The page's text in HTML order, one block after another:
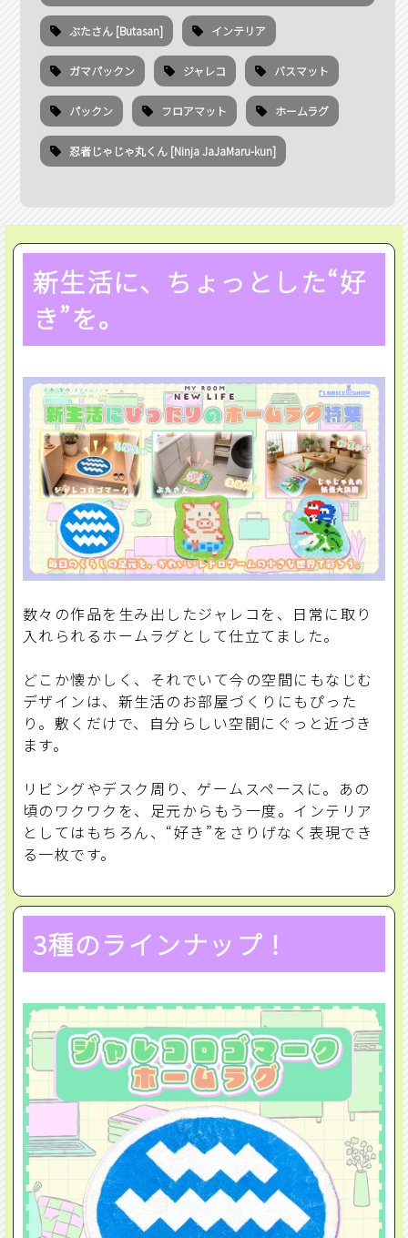
ぶたさん [Butasan] インテリア
ガマパックン ジャレコ バスマット
パックン フロアマット ホームラグ
忍者じゃじゃ丸くん [Ninja JaJaMaru-kun]
新生活に、ちょっとした“好
き”を。
数々の作品を生み出したジャレコを、日常に取り
入れられるホームラグとして仕立てました。
どこか懐かしく、それでいて今の空間にもなじむ
デザインは、新生活のお部屋づくりにもぴった
り。敷くだけで、自分らしい空間にぐっと近づき
ます。
リビングやデスク周り、ゲームスペースに。あの
頃のワクワクを、足元からもう一度。インテリア
としてはもちろん、“好き”をさりげなく表現でき
る一枚です。
3種のラインナップ！